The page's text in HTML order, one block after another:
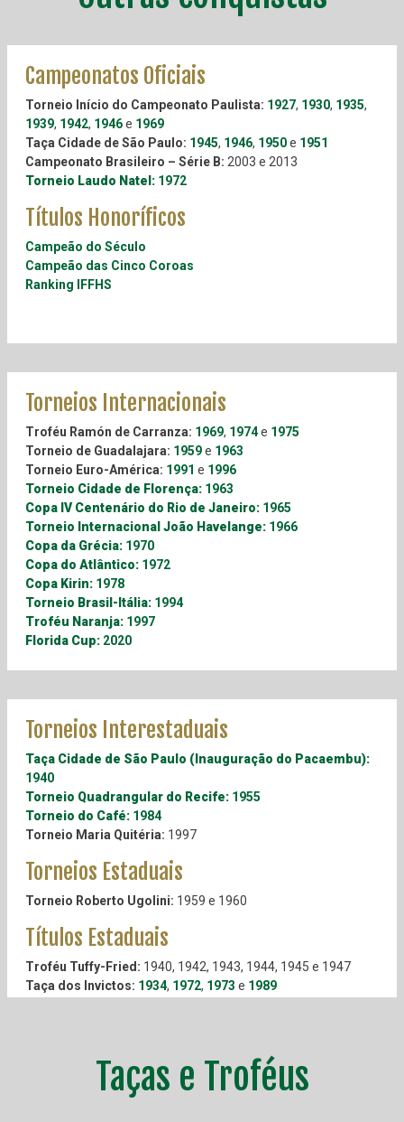
Campeonatos Oficiais
Torneio Início do Campeonato Paulista: 1927, 1930, 1935,
1939, 1942, 1946e 1969
Taça Cidade de São Paulo: 1945, 1946, 1950e 1951
Campeonato Brasileiro – Série B: 2003 e 2013
Torneio Laudo Natel: 1972
Títulos Honoríficos
Campeão do Século
Campeão das Cinco Coroas
Ranking IFFHS
Torneios Internacionais
Troféu Ramón de Carranza: 1969, 1974e 1975
Torneio de Guadalajara: 1959e 1963
Torneio Euro-América: 1991 e 1996
Torneio Cidade de Florença: 1963
Copa IV Centenário do Rio de Janeiro: 1965
Torneio Internacional João Havelange: 1966
Copa da Grécia: 1970
Copa do Atlântico: 1972
Copa Kirin: 1978
Torneio Brasil-Itália: 1994
Troféu Naranja: 1997
Florida Cup: 2020
Torneios Interestaduais
Taça Cidade de São Paulo (Inauguração do Pacaembu):
1940
Torneio Quadrangular do Recife: 1955
Torneio do Café: 1984
Torneio Maria Quitéria: 1997
Torneios Estaduais
Torneio Roberto Ugolini: 1959 e 1960
Títulos Estaduais
Troféu Tuffy-Fried: 1940, 1942, 1943, 1944, 1945 e 1947
Taça dos Invictos: 1934, 1972, 1973 e 1989
Taça A Gazeta Esportiva:
1947 e 1979
Troféu Campeoníssimo:
1942
Troféu José Maria Marin:
Taças e Troféus